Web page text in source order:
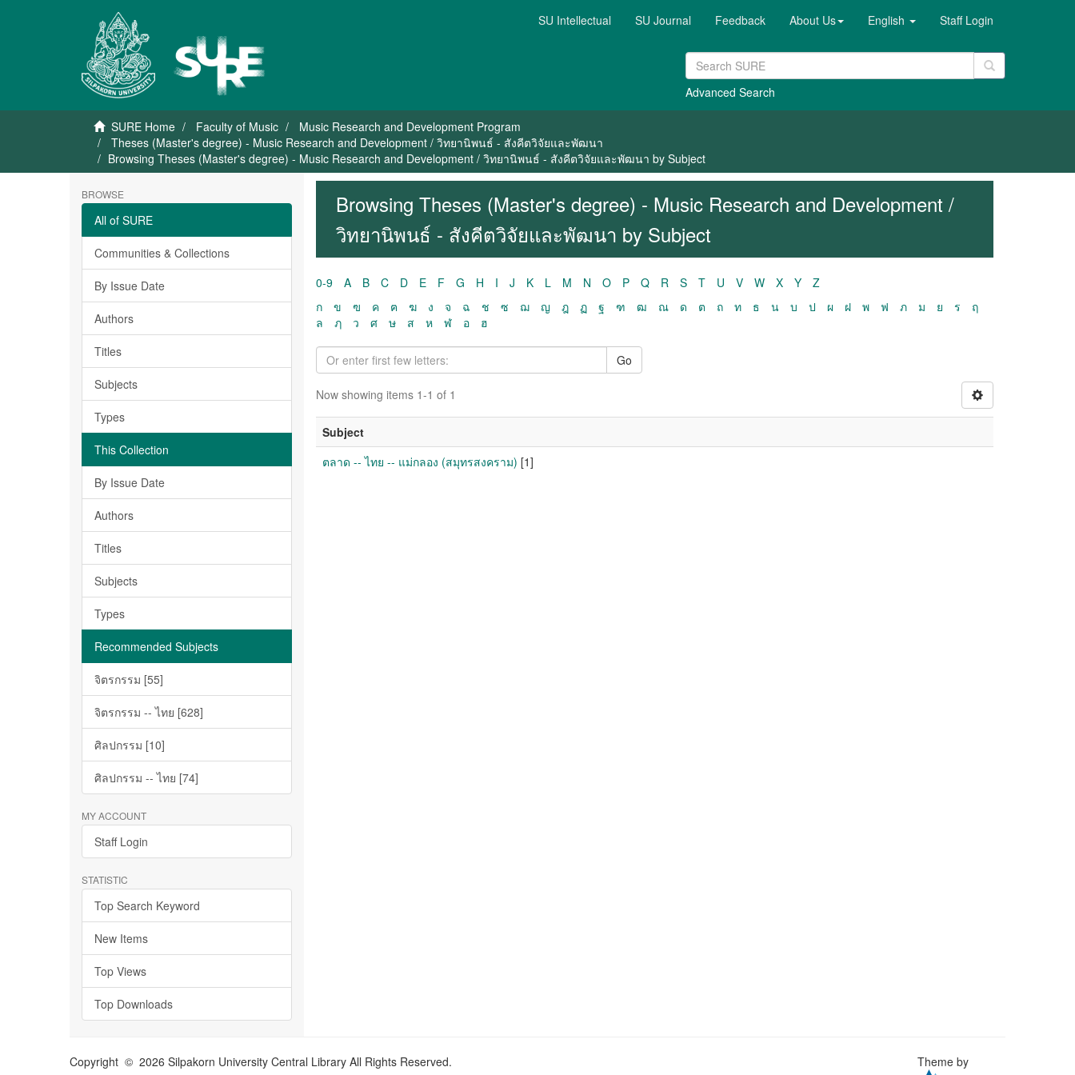
SU Intellectual SU Journal Feedback About Us English Staff Login
Advanced Search
SURE Home Faculty of Music
Music Research and Development Program
Theses (Master's degree) - Music Research and Development / วิทยานิพนธ์ - สังคีตวิจัยและพัฒนา
Browsing Theses (Master's degree) - Music Research and Development / วิทยานิพนธ์ - สังคีตวิจัยและพัฒนา by Subject
BROWSE
All of SURE
Communities & Collections
By Issue Date
Authors
Titles
Subjects
Types
This Collection
By Issue Date
Authors
Titles
Subjects
Types
Recommended Subjects
จิตรกรรม [55]
จิตรกรรม -- ไทย [628]
ศิลปกรรม [10]
ศิลปกรรม -- ไทย [74]
MY ACCOUNT
Staff Login
STATISTIC
Top Search Keyword
New Items
Top Views
Top Downloads
Browsing Theses (Master's degree) - Music Research and Development /
วิทยานิพนธ์ - สังคีตวิจัยและพัฒนา by Subject
0-9 A B C D E F G H I J K L M N O P Q R S T U V W X Y
Z
ก
ข ฃ ค ฅ ฆ ง จ ฉ ช ซ ฌ ญ ฎ ฏ ฐ ฑ ฒ ณ ด ต ถ ท ธ น บ ป ผ ฝ พ ฟ ภ ม ย ร
ฤ
ล
ฦ ว ศ ษ ส ห ฬ อ ฮ
Go
Now showing items 1-1 of 1
Subject
ตลาด -- ไทย -- แม่กลอง (สมุทรสงคราม) [1]
Copyright © 2026 Silpakorn University Central Library All Rights Reserved. Theme by